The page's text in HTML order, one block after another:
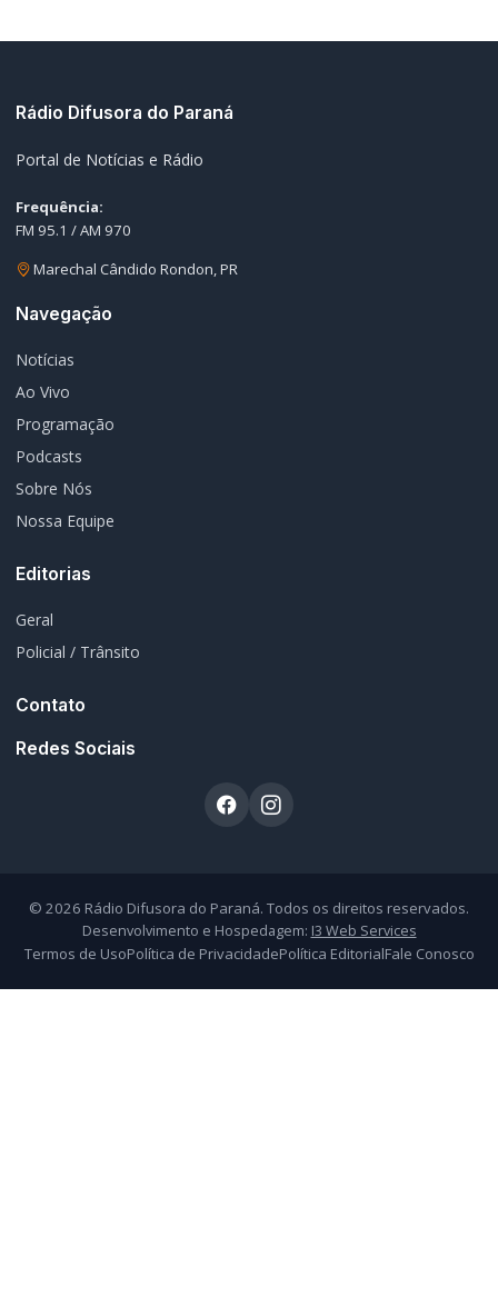
Rádio Difusora do Paraná
Portal de Notícias e Rádio
Frequência:
FM 95.1 / AM 970
Marechal Cândido Rondon, PR
Navegação
Notícias
Ao Vivo
Programação
Podcasts
Sobre Nós
Nossa Equipe
Editorias
Geral
Policial / Trânsito
Contato
Redes Sociais
© 2026 Rádio Difusora do Paraná. Todos os direitos reservados.
Desenvolvimento e Hospedagem: I3 Web Services
Termos de UsoPolítica de PrivacidadePolítica EditorialFale Conosco